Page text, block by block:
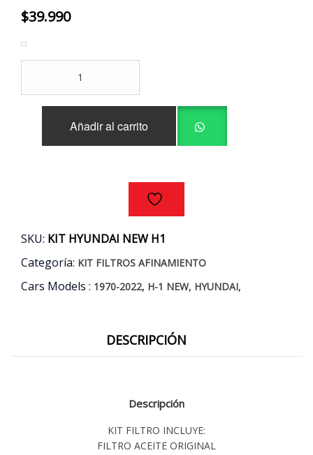
$39.990
AFINAMIENTO
HYUNDAI
Añadir al carrito
SKU: KIT HYUNDAI NEW H1
Categoría: KIT FILTROS AFINAMIENTO
Cars Models : 1970-2022, H-1 NEW, HYUNDAI,
DESCRIPCIÓN
Descripción
KIT FILTRO INCLUYE:
FILTRO ACEITE ORIGINAL